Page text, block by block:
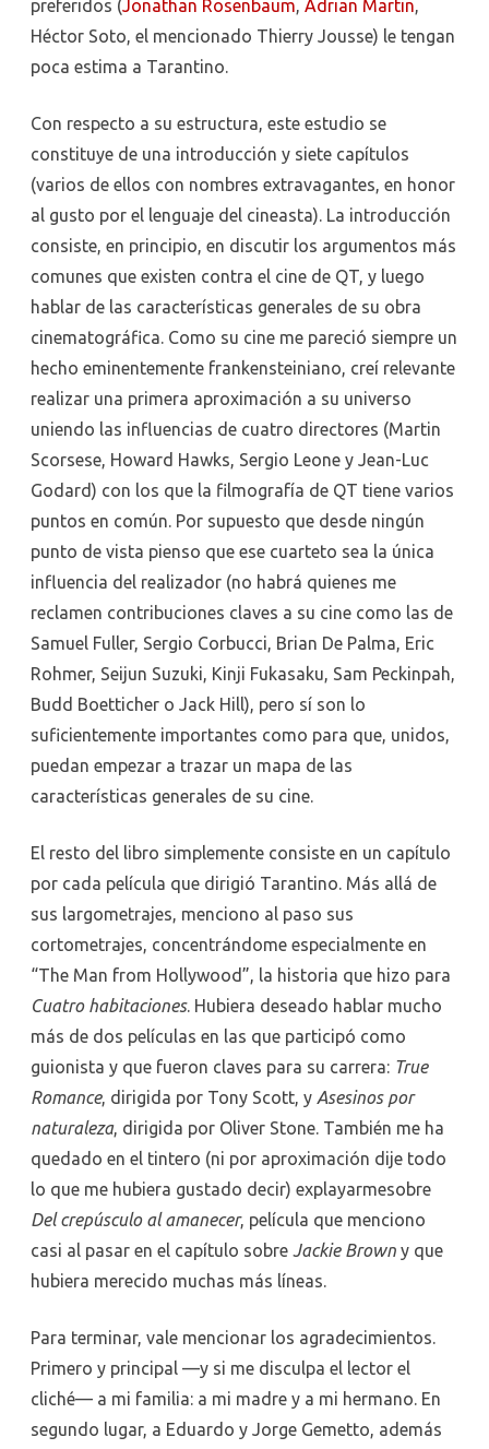
preferidos (Jonathan Rosenbaum, Adrian Martin,
Héctor Soto, el mencionado Thierry Jousse) le tengan
poca estima a Tarantino.
Con respecto a su estructura, este estudio se
constituye de una introducción y siete capítulos
(varios de ellos con nombres extravagantes, en honor
al gusto por el lenguaje del cineasta). La introducción
consiste, en principio, en discutir los argumentos más
comunes que existen contra el cine de QT, y luego
hablar de las características generales de su obra
cinematográfica. Como su cine me pareció siempre un
hecho eminentemente frankensteiniano, creí relevante
realizar una primera aproximación a su universo
uniendo las influencias de cuatro directores (Martin
Scorsese, Howard Hawks, Sergio Leone y Jean-Luc
Godard) con los que la filmografía de QT tiene varios
puntos en común. Por supuesto que desde ningún
punto de vista pienso que ese cuarteto sea la única
influencia del realizador (no habrá quienes me
reclamen contribuciones claves a su cine como las de
Samuel Fuller, Sergio Corbucci, Brian De Palma, Eric
Rohmer, Seijun Suzuki, Kinji Fukasaku, Sam Peckinpah,
Budd Boetticher o Jack Hill), pero sí son lo
suficientemente importantes como para que, unidos,
puedan empezar a trazar un mapa de las
características generales de su cine.
El resto del libro simplemente consiste en un capítulo
por cada película que dirigió Tarantino. Más allá de
sus largometrajes, menciono al paso sus
cortometrajes, concentrándome especialmente en
“The Man from Hollywood”, la historia que hizo para
Cuatro habitaciones. Hubiera deseado hablar mucho
más de dos películas en las que participó como
guionista y que fueron claves para su carrera: True
Romance, dirigida por Tony Scott, y Asesinos por
naturaleza, dirigida por Oliver Stone. También me ha
quedado en el tintero (ni por aproximación dije todo
lo que me hubiera gustado decir) explayarmesobre
Del crepúsculo al amanecer, película que menciono
casi al pasar en el capítulo sobre Jackie Brown y que
hubiera merecido muchas más líneas.
Para terminar, vale mencionar los agradecimientos.
Primero y principal —y si me disculpa el lector el
cliché— a mi familia: a mi madre y a mi hermano. En
segundo lugar, a Eduardo y Jorge Gemetto, además